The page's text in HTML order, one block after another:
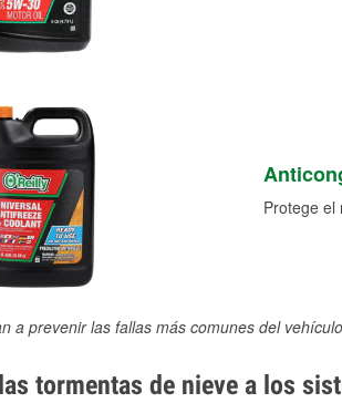
Protege el
a prevenir las fallas más comunes del
tormentas de nieve a los